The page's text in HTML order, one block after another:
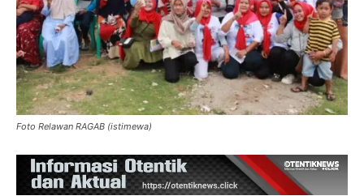
Foto Relawan RAGAB (istimewa)